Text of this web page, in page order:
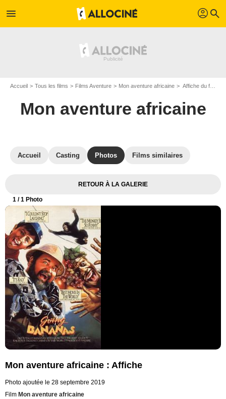
menu profil search
Accueil Tous les films Films Aventure Mon aventure africaine Affiche du film Mon aventure africaine - Photo 1
Mon aventure africaine
Accueil Casting Photos Films similaires
RETOUR À LA GALERIE
1 / 1 Photo
Mon aventure africaine : Affiche
Photo ajoutée le 28 septembre 2019
Film Mon aventure africaine